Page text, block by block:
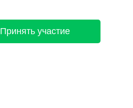
Принять участие